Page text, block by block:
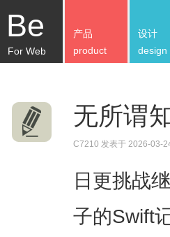
Be
For Web
产品
product
设计
design
无所谓
C7210 发表于 2026-03-
日更挑战
子的Swift